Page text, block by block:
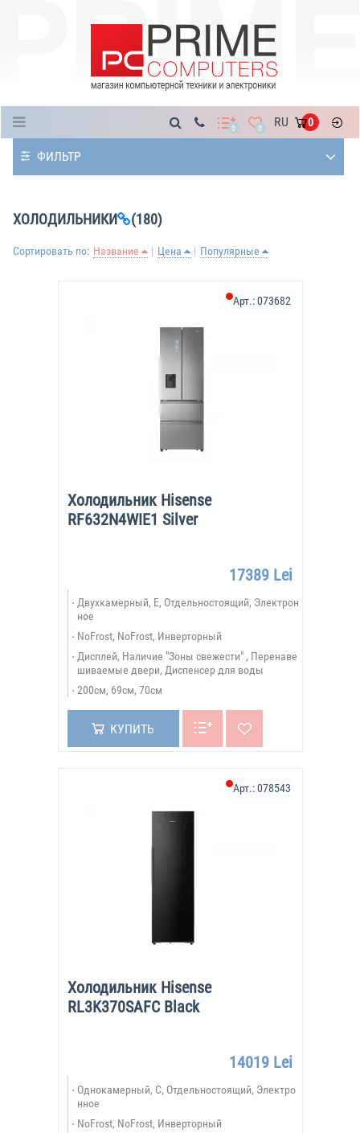
0 0 RU 0
ФИЛЬТР
ХОЛОДИЛЬНИКИ (180)
Сортировать по: Название Цена Популярные
Холодильник Hisense
RF632N4WIE1 Silver
Арт.:073682
17389 Lei
Двухкамерный, E, Отдельностоящий, Электрон
ное
NoFrost, NoFrost, Инверторный
Дисплей, Наличие "Зоны свежести" , Перенаве
шиваемые двери, Диспенсер для воды
200см, 69см, 70см
КУПИТЬ
Холодильник Hisense
RL3K370SAFC Black
Арт.:078543
14019 Lei
Однокамерный, С, Отдельностоящий, Электро
нное
NoFrost, NoFrost, Инверторный